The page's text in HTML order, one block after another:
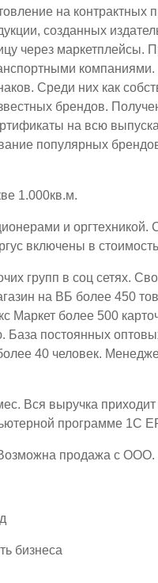
на контрактных
созданных
через маркетплейсы.
компаниями.
Среди них как
брендов.
на всю
популярных
1.000кв.м.
и оргтехникой.
включены в
групп в соц сетях.
на ВБ более 450
Маркет более 500
постоянных
40 человек.
Вся выручка приходит
программе 1С
Возможна продажа с ООО.
бизнеса